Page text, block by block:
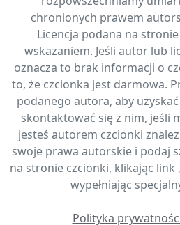
chronionych prawem
Licencja podana na
wskazaniem. Jeśli autor lub
oznacza to brak informacji o
to, że czcionka jest darmowa.
podanego autora, aby
skontaktować się z nim, jeśli
jesteś autorem czcionki
swoje prawa autorskie i podaj
na stronie czcionki, klikając link
wypełniając
Polityka